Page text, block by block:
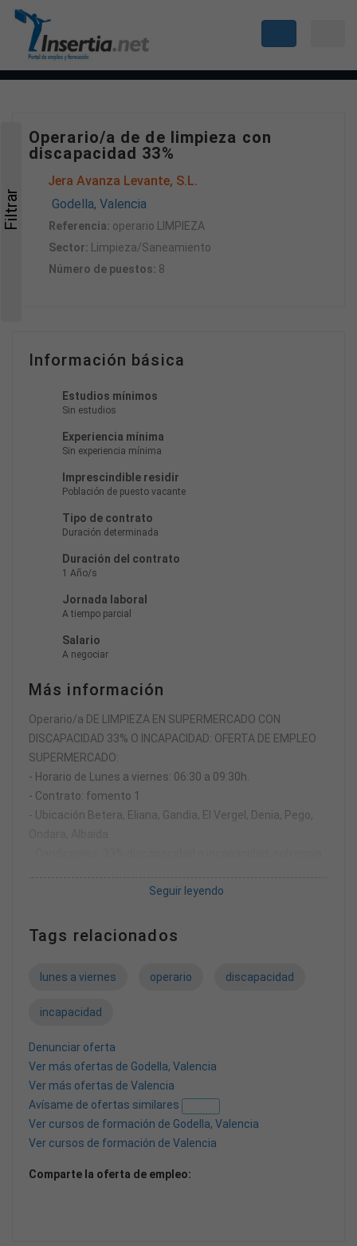
Operario/a de de limpieza con
discapacidad 33%
Jera Avanza Levante, S.L.
Godella, Valencia
Referencia: operario LIMPIEZA
Sector: Limpieza/Saneamiento
Número de puestos: 8
Información básica
Estudios mínimos
Sin estudios
Experiencia mínima
Sin experiencia mínima
Imprescindible residir
Población de puesto vacante
Tipo de contrato
Duración determinada
Duración del contrato
1 Año/s
Jornada laboral
A tiempo parcial
Salario
A negociar
Más información
Operario/a DE LIMPIEZA EN SUPERMERCADO CON
DISCAPACIDAD 33% O INCAPACIDAD: OFERTA DE EMPLEO
SUPERMERCADO:
- Horario de Lunes a viernes: 06:30 a 09:30h.
- Contrato: fomento 1
- Ubicación Betera, Eliana, Gandia, El Vergel, Denia, Pego,
reuniones, despachos, estanterías, carros, parking… Todo
Seguir leyendo
Tags relacionados
lunes a viernes operario discapacidad
incapacidad
Denunciar oferta
Ver más ofertas de Godella, Valencia
Ver más ofertas de Valencia
Avísame de ofertas similares
Ver cursos de formación de Godella, Valencia
Ver cursos de formación de Valencia
Comparte la oferta de empleo:
Filtrar